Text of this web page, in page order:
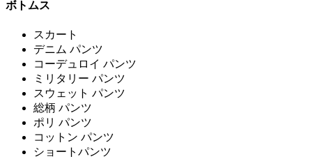
ボトムス
スカート
デニム パンツ
コーデュロイ パンツ
ミリタリー パンツ
スウェット パンツ
総柄 パンツ
ポリ パンツ
コットン パンツ
ショートパンツ